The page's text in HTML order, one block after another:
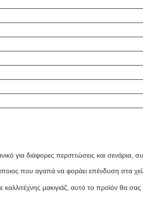
για διάφορες περιπτώσεις και σενάρια,
που αγαπά να φοράει επένδυση στα
καλλιτέχνης μακιγιάζ, αυτό το προϊόν θα